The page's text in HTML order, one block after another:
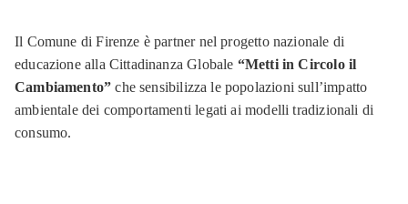
Il Comune di Firenze è partner nel progetto nazionale di
educazione alla Cittadinanza Globale “Metti in Circolo il
Cambiamento” che sensibilizza le popolazioni sull’impatto
ambientale dei comportamenti legati ai modelli tradizionali di
consumo.